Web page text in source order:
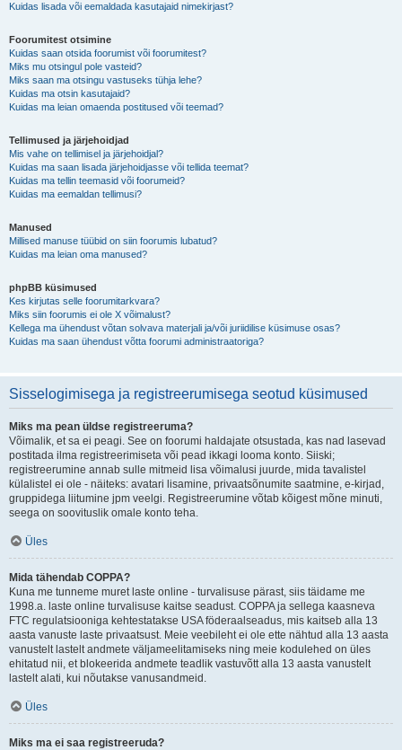
Kuidas lisada või eemaldada kasutajaid nimekirjast?
Foorumitest otsimine
Kuidas saan otsida foorumist või foorumitest?
Miks mu otsingul pole vasteid?
Miks saan ma otsingu vastuseks tühja lehe?
Kuidas ma otsin kasutajaid?
Kuidas ma leian omaenda postitused või teemad?
Tellimused ja järjehoidjad
Mis vahe on tellimisel ja järjehoidjal?
Kuidas ma saan lisada järjehoidjasse või tellida teemat?
Kuidas ma tellin teemasid või foorumeid?
Kuidas ma eemaldan tellimusi?
Manused
Millised manuse tüübid on siin foorumis lubatud?
Kuidas ma leian oma manused?
phpBB küsimused
Kes kirjutas selle foorumitarkvara?
Miks siin foorumis ei ole X võimalust?
Kellega ma ühendust võtan solvava materjali ja/või juriidilise küsimuse osas?
Kuidas ma saan ühendust võtta foorumi administraatoriga?
Sisselogimisega ja registreerumisega seotud küsimused
Miks ma pean üldse registreeruma?
Võimalik, et sa ei peagi. See on foorumi haldajate otsustada, kas nad lasevad
postitada ilma registreerimiseta või pead ikkagi looma konto. Siiski;
registreerumine annab sulle mitmeid lisa võimalusi juurde, mida tavalistel
külalistel ei ole - näiteks: avatari lisamine, privaatsõnumite saatmine, e-kirjad,
gruppidega liitumine jpm veelgi. Registreerumine võtab kõigest mõne minuti,
seega on soovituslik omale konto teha.
Üles
Mida tähendab COPPA?
Kuna me tunneme muret laste online - turvalisuse pärast, siis täidame me
1998.a. laste online turvalisuse kaitse seadust. COPPA ja sellega kaasneva
FTC regulatsiooniga kehtestatakse USA föderaalseadus, mis kaitseb alla 13
aasta vanuste laste privaatsust. Meie veebileht ei ole ette nähtud alla 13 aasta
vanustelt lastelt andmete väljameelitamiseks ning meie kodulehed on üles
ehitatud nii, et blokeerida andmete teadlik vastuvõtt alla 13 aasta vanustelt
lastelt alati, kui nõutakse vanusandmeid.
Üles
Miks ma ei saa registreeruda?